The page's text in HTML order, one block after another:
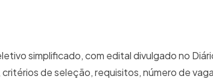
simplificado, com edital divulgado no
de seleção, requisitos, número de